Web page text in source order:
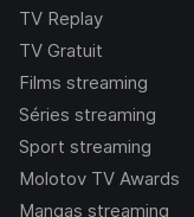
TV Replay
TV Gratuit
Films streaming
Séries streaming
Sport streaming
Molotov TV Awards
Mangas streaming